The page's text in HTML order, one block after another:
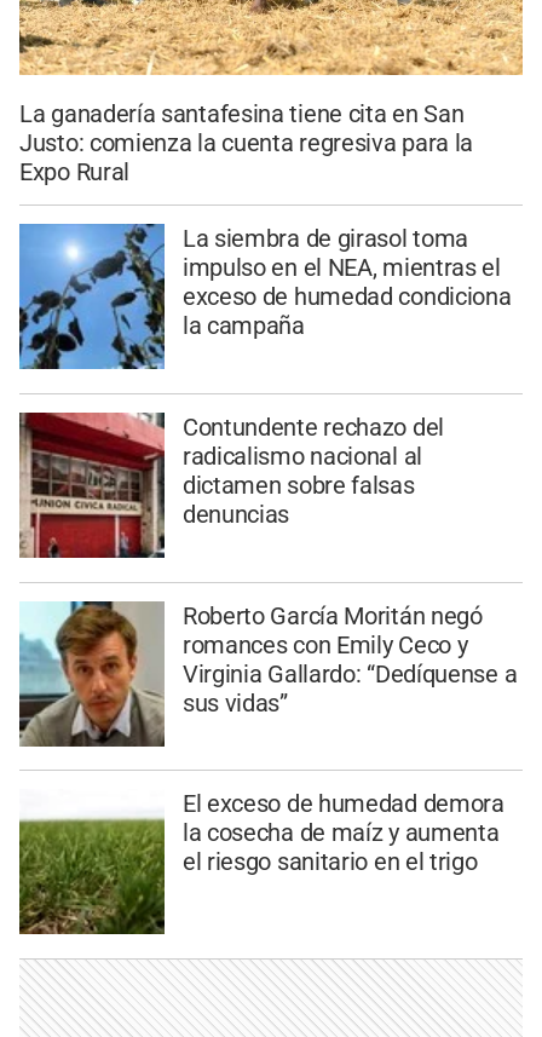
La ganadería santafesina tiene cita en San
Justo: comienza la cuenta regresiva para la
Expo Rural
La siembra de girasol toma
impulso en el NEA, mientras el
exceso de humedad condiciona
la campaña
Contundente rechazo del
radicalismo nacional al
dictamen sobre falsas
denuncias
Roberto García Moritán negó
romances con Emily Ceco y
Virginia Gallardo: “Dedíquense a
sus vidas”
El exceso de humedad demora
la cosecha de maíz y aumenta
el riesgo sanitario en el trigo